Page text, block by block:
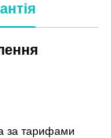
за тарифами